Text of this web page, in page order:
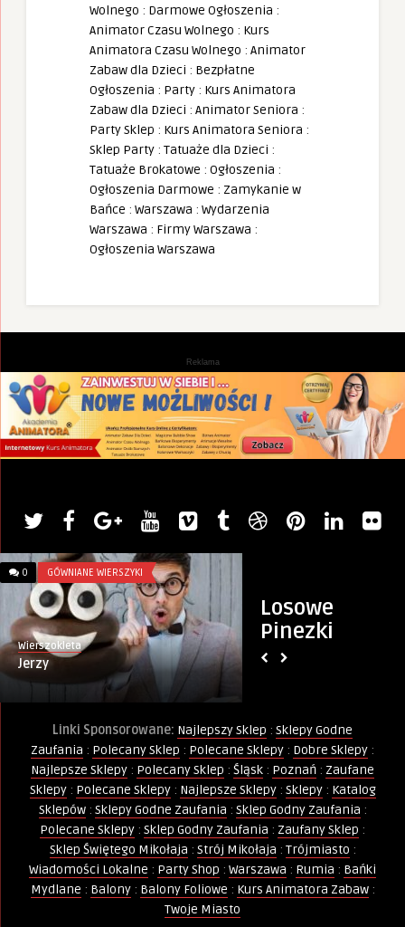
Wolnego : Darmowe Ogłoszenia :
Animator Czasu Wolnego : Kurs
Animatora Czasu Wolnego : Animator
Zabaw dla Dzieci : Bezpłatne
Ogłoszenia : Party : Kurs Animatora
Zabaw dla Dzieci : Animator Seniora :
Party Sklep : Kurs Animatora Seniora :
Sklep Party : Tatuaże dla Dzieci :
Tatuaże Brokatowe : Ogłoszenia :
Ogłoszenia Darmowe : Zamykanie w
Bańce : Warszawa : Wydarzenia
Warszawa : Firmy Warszawa :
Ogłoszenia Warszawa
Reklama
Losowe
Pinezki
0 GÓWNIANE WIERSZYKI
Wierszokleta
Jerzy
Linki Sponsorowane: Najlepszy Sklep : Sklepy Godne
Zaufania : Polecany Sklep : Polecane Sklepy : Dobre Sklepy :
Najlepsze Sklepy : Polecany Sklep : Śląsk : Poznań : Zaufane
Sklepy: Polecane Sklepy: Najlepsze Sklepy: Sklepy: Katalog
Sklepów: Sklepy Godne Zaufania : Sklep Godny Zaufania :
Polecane Sklepy : Sklep Godny Zaufania : Zaufany Sklep :
Sklep Świętego Mikołaja : Strój Mikołaja : Trójmiasto :
Wiadomości Lokalne : Party Shop : Warszawa : Rumia : Bańki
Mydlane : Balony: Balony Foliowe : Kurs Animatora Zabaw:
Twoje Miasto